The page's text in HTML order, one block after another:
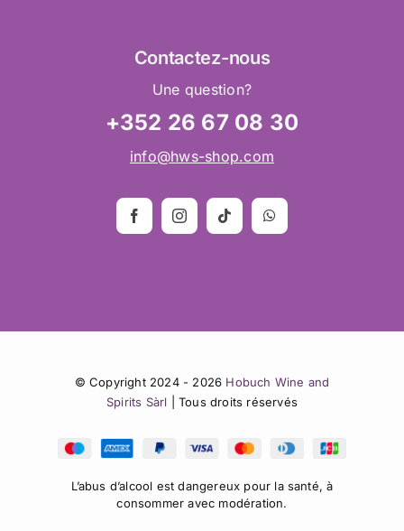
Contactez-nous
Une question?
+352 26 67 08 30
info@hws-shop.com
© Copyright 2024 - 2026 Hobuch Wine and
Spirits Sàrl | Tous droits réservés
L’abus d’alcool est dangereux pour la santé, à
consommer avec modération.